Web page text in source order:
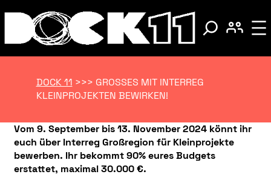
DOCK 11 >>> GROSSES MIT INTERREG K
LEINPROJEKTEN BEWIRKEN!
Vom 9. September bis 13. November 2024 könnt ihr
euch über Interreg Großregion für Kleinprojekte
bewerben. Ihr bekommt 90% eures Budgets
erstattet, maximal 30.000 €.